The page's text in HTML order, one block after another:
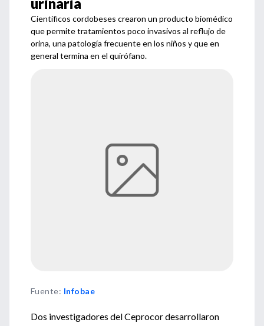
Científicos cordobeses crearon un producto biomédico
que permite tratamientos poco invasivos al reflujo de
orina, una patología frecuente en los niños y que en
general termina en el quirófano.
Fuente: Infobae
Dos investigadores del Ceprocor desarrollaron